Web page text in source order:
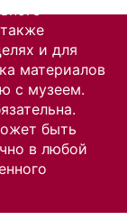
и для
материалов
с музеем.
быть
в любой